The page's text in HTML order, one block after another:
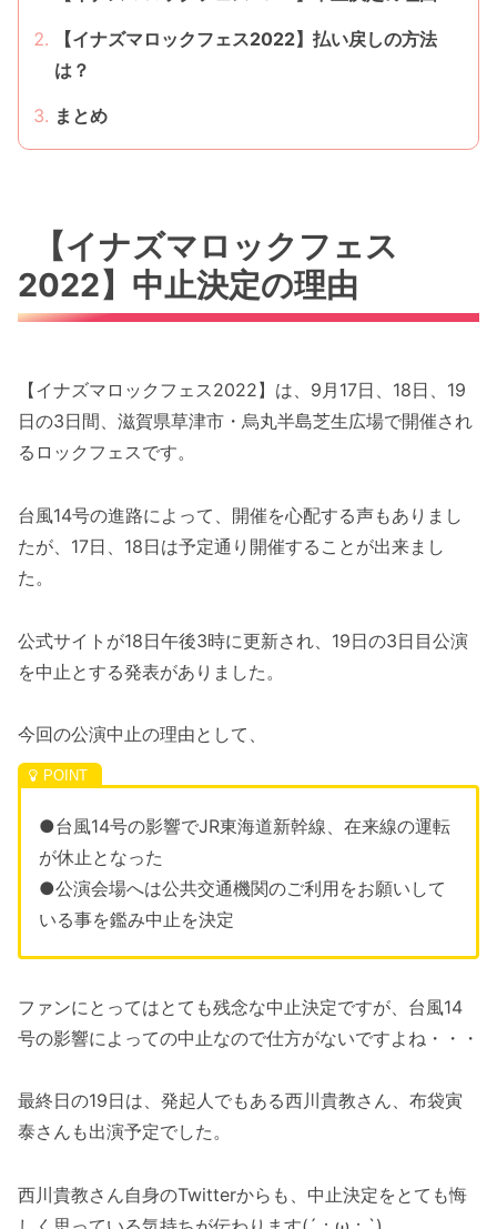
【イナズマロックフェス2022】払い戻しの方法
は？
まとめ
【イナズマロックフェス
2022】中止決定の理由
【イナズマロックフェス2022】は、9月17日、18日、19
日の3日間、滋賀県草津市・烏丸半島芝生広場で開催され
るロックフェスです。
台風14号の進路によって、開催を心配する声もありまし
たが、17日、18日は予定通り開催することが出来まし
た。
公式サイトが18日午後3時に更新され、19日の3日目公演
を中止とする発表がありました。
今回の公演中止の理由として、
●台風14号の影響でJR東海道新幹線、在来線の運転
が休止となった
●公演会場へは公共交通機関のご利用をお願いして
いる事を鑑み中止を決定
ファンにとってはとても残念な中止決定ですが、台風14
号の影響によっての中止なので仕方がないですよね・・・
最終日の19日は、発起人でもある西川貴教さん、布袋寅
泰さんも出演予定でした。
西川貴教さん自身のTwitterからも、中止決定をとても悔